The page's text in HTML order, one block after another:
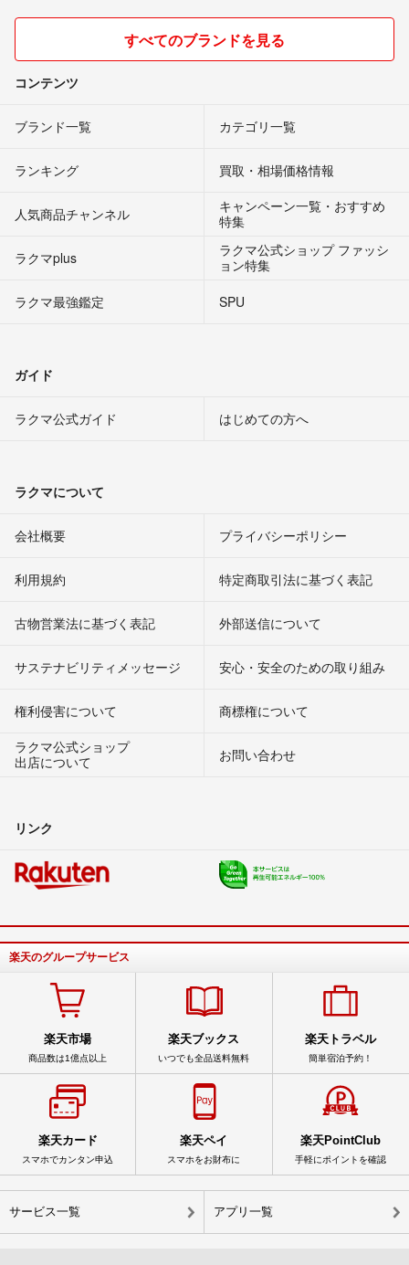
すべてのブランドを見る
コンテンツ
ブランド一覧 カテゴリ一覧
ランキング 買取・相場価格情報
人気商品チャンネル
キャンペーン一覧・おすすめ
特集
ラクマplus
ラクマ公式ショップ ファッシ
ョン特集
ラクマ最強鑑定
SPU
ガイド
ラクマ公式ガイド はじめての方へ
ラクマについて
会社概要 プライバシーポリシー
利用規約 特定商取引法に基づく表記
古物営業法に基づく表記 外部送信について
サステナビリティメッセージ 安心・安全のための取り組み
権利侵害について
商標権について
ラクマ公式ショップ
出店について
お問い合わせ
リンク
楽天のグループサービス
楽天市場
商品数は1億点以上
楽天ブックス
いつでも全品送料無料
楽天トラベル
簡単宿泊予約！
楽天カード
スマホでカンタン申込
楽天ペイ
スマホをお財布に
楽天PointClub
手軽にポイントを確認
サービス一覧 アプリ一覧